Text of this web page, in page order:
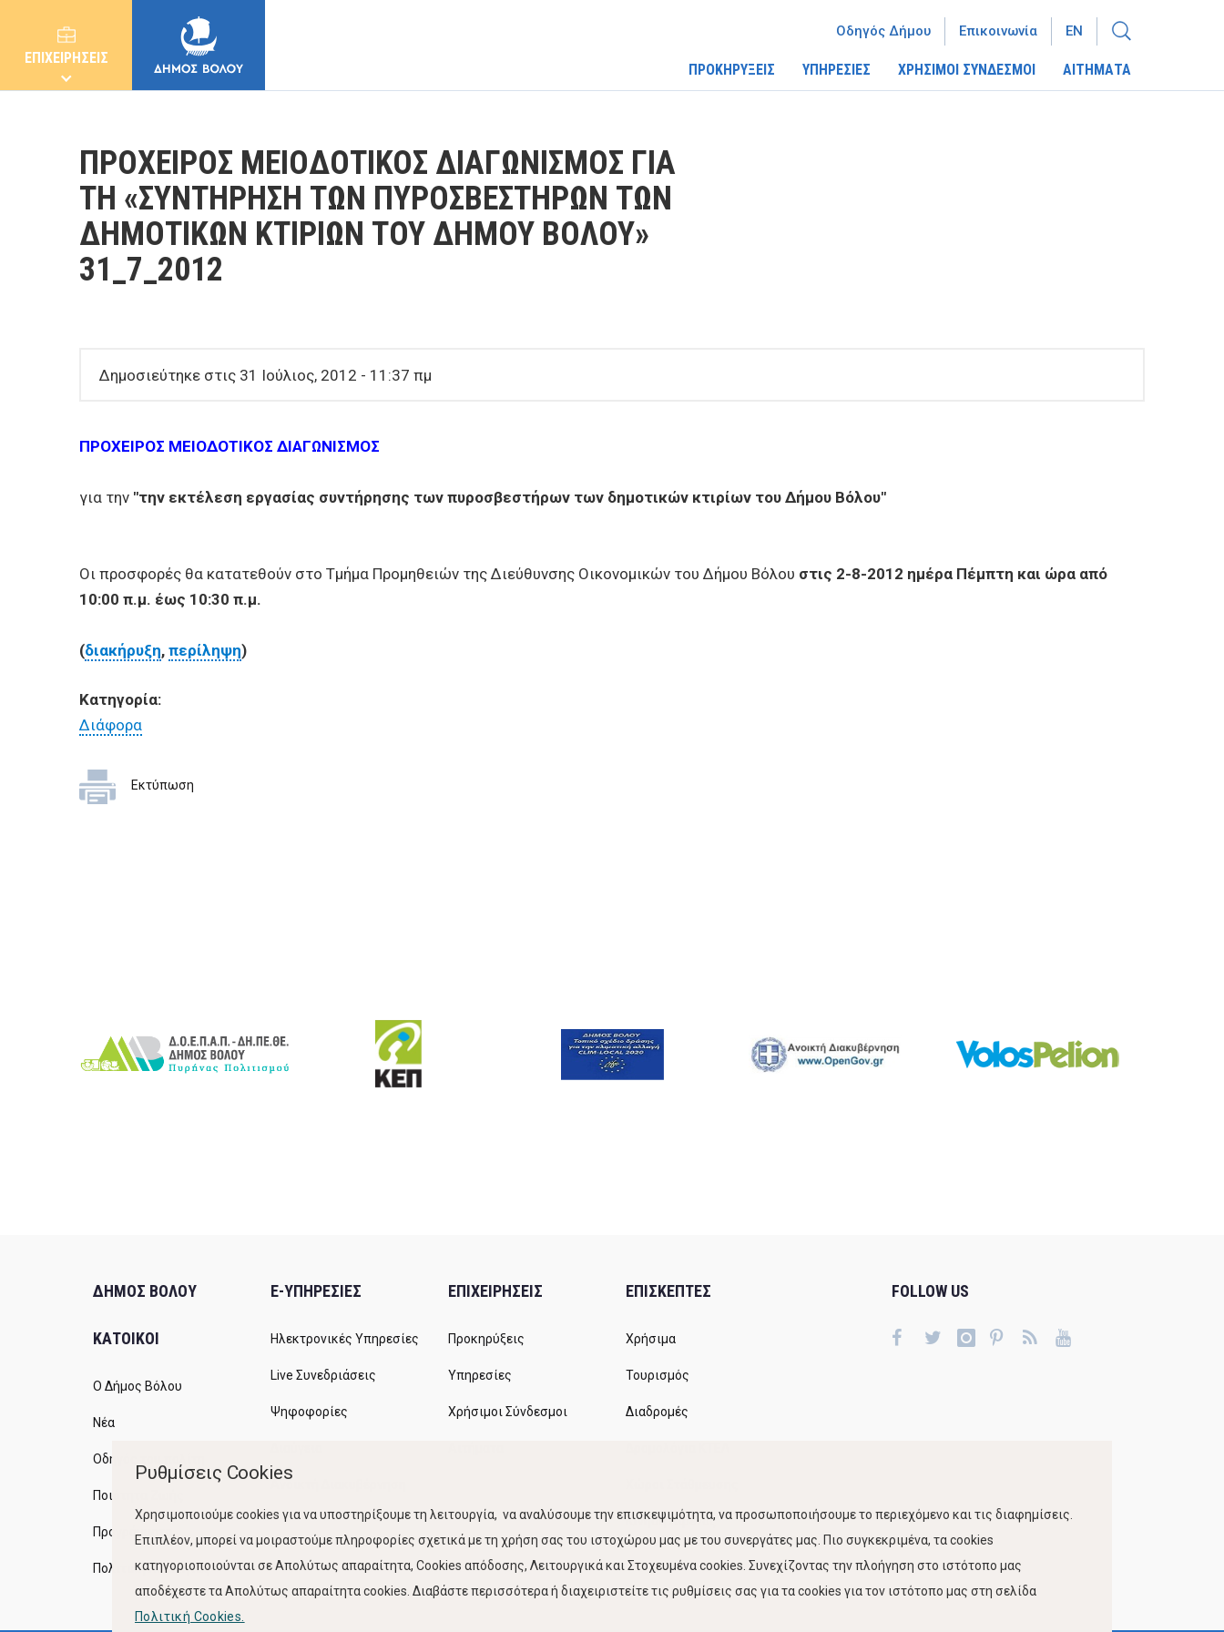
ΕΠΙΧΕΙΡΗΣΕΙΣ
ΠΡΟΚΗΡΥΞΕΙΣ ΥΠΗΡΕΣΙΕΣ ΧΡΗΣΙΜΟΙ ΣΥΝΔΕΣΜΟΙ ΑΙΤΗΜΑΤΑ
Οδηγός Δήμου Επικοινωνία EN
ΠΡΟΧΕΙΡΟΣ ΜΕΙΟΔΟΤΙΚΟΣ ΔΙΑΓΩΝΙΣΜΟΣ ΓΙΑ
ΤΗ «ΣΥΝΤΗΡΗΣΗ ΤΩΝ ΠΥΡΟΣΒΕΣΤΗΡΩΝ ΤΩΝ
ΔΗΜΟΤΙΚΩΝ ΚΤΙΡΙΩΝ ΤΟΥ ΔΗΜΟΥ ΒΟΛΟΥ»
31_7_2012
Δημοσιεύτηκε στις 31 Ιούλιος, 2012 - 11:37 πμ
ΠΡΟΧΕΙΡΟΣ ΜΕΙΟΔΟΤΙΚΟΣ ΔΙΑΓΩΝΙΣΜΟΣ
για την "την εκτέλεση εργασίας συντήρησης των πυροσβεστήρων των δημοτικών κτιρίων του Δήμου Βόλου"
Οι προσφορές θα κατατεθούν στο Τμήμα Προμηθειών της Διεύθυνσης Οικονομικών του Δήμου Βόλου στις 2-8-2012 ημέρα Πέμπτη και ώρα από
10:00 π.μ. έως 10:30 π.μ.
(διακήρυξη, περίληψη)
Κατηγορία:
Διάφορα
Εκτύπωση
ΔΗΜΟΣ ΒΟΛΟΥ
ΚΑΤΟΙΚΟΙ
Ο Δήμος Βόλου
Νέα
Οδηγός του πολίτη
Ποιότητα Ζωής
Προγράμματα
Πολιτική Ποιότητας
E-ΥΠΗΡΕΣΙΕΣ
Ηλεκτρονικές Υπηρεσίες
Live Συνεδριάσεις
Ψηφοφορίες
ΕΠΙΧΕΙΡΗΣΕΙΣ
Προκηρύξεις
Υπηρεσίες
Χρήσιμοι Σύνδεσμοι
ΕΠΙΣΚΕΠΤΕΣ
Χρήσιμα
Τουρισμός
Διαδρομές
Κίνηση Λιμένος
FOLLOW US
Ρυθμίσεις Cookies
Χρησιμοποιούμε cookies για να υποστηρίξουμε τη λειτουργία, να αναλύσουμε την επισκεψιμότητα, να προσωποποιήσουμε το περιεχόμενο και τις διαφημίσεις.
Επιπλέον, μπορεί να μοιραστούμε πληροφορίες σχετικά με τη χρήση σας του ιστοχώρου μας με του συνεργάτες μας. Πιο συγκεκριμένα, τα cookies
κατηγοριοποιούνται σε Απολύτως απαραίτητα, Cookies απόδοσης, Λειτουργικά και Στοχευμένα cookies. Συνεχίζοντας την πλοήγηση στο ιστότοπο μας
αποδέχεστε τα Απολύτως απαραίτητα cookies. Διαβάστε περισσότερα ή διαχειριστείτε τις ρυθμίσεις σας για τα cookies για τον ιστότοπο μας στη σελίδα
Πολιτική Cookies.